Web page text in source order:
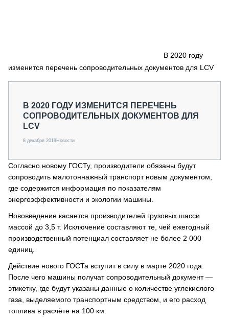
СПЕЦПРОЕКТЫ
О ПРОЕКТЕ
В 2020 году
изменится перечень сопроводительных документов для LCV
В 2020 ГОДУ ИЗМЕНИТСЯ ПЕРЕЧЕНЬ
СОПРОВОДИТЕЛЬНЫХ ДОКУМЕНТОВ ДЛЯ
LCV
8 декабря 2019Новости
Согласно новому ГОСТу, производители обязаны будут
сопроводить малотоннажный транспорт новым документом,
где содержится информация по показателям
энергоэффективности и экологии машины.
Нововведение касается производителей грузовых шасси
массой до 3,5 т. Исключение составляют те, чей ежегодный
производственный потенциал составляет не более 2 000
единиц.
Действие нового ГОСТа вступит в силу в марте 2020 года.
После чего машины получат сопроводительный документ —
этикетку, где будут указаны данные о количестве углекислого
газа, выделяемого транспортным средством, и его расход
топлива в расчёте на 100 км.